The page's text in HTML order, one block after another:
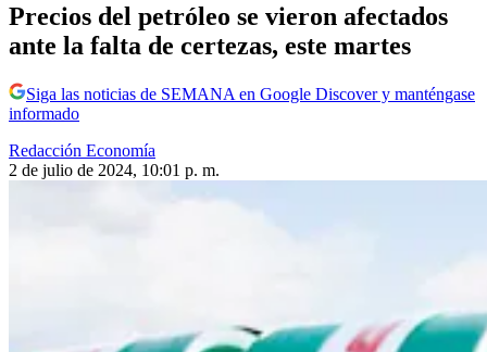
Precios del petróleo se vieron afectados
ante la falta de certezas, este martes
Siga las noticias de SEMANA en Google Discover y manténgase
informado
Redacción Economía
2 de julio de 2024, 10:01 p. m.